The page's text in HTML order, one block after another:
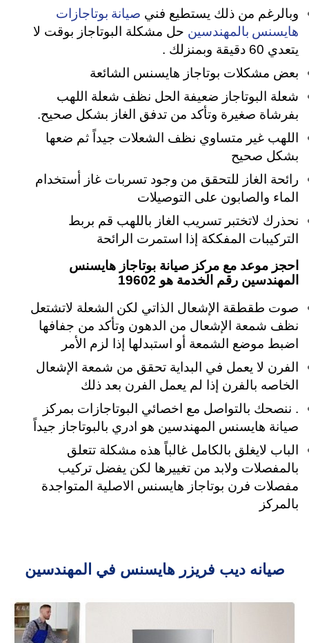
وبالرغم من ذلك يستطيع فني صيانة بوتاجازات
هايسنس بالمهندسين حل مشكلة البوتاجاز بوقت لا
يتعدي 60 دقيقة وبمنزلك .
بعض مشكلات بوتاجاز هايسنس الشائعة
شعلة البوتاجاز ضعيفة الحل نظف شعلة اللهب
بفرشاة صغيرة وتأكد من تدفق الغاز بشكل صحيح.
اللهب غير متساوي نظف الشعلات جيداً ثم ضعها
بشكل صحيح
رائحة الغاز للتحقق من وجود تسربات غاز أستخدام
الماء والصابون على التوصيلات
نحذرك لاتختبر تسريب الغاز باللهب قم بربط
التركيبات المفككة إذا استمرت الرائحة
احجز موعد مع مركز صيانة بوتاجاز هايسنس
المهندسين رقم الخدمة هو 19602
صوت طقطقة الإشعال الذاتي لكن الشعلة لاتشتعل
نظف شمعة الإشعال من الدهون وتأكد من جفافها
اضبط موضع الشمعة أو استبدلها إذا لزم الأمر
الفرن لا يعمل في البداية تحقق من شمعة الإشعال
الخاصه بالفرن إذا لم يعمل الفرن بعد ذلك
. ننصحك بالتواصل مع اخصائي البوتاجازات بمركز
صيانة هايسنس المهندسين هو ادري بالبوتاجاز جيداً
الباب لايغلق بالكامل غالباً هذه مشكلة تتعلق
بالمفصلات ولابد من تغييرها لكن يفضل تركيب
مفصلات فرن بوتاجاز هايسنس الاصلية المتواجدة
بالمركز
صيانه ديب فريزر هايسنس في المهندسين